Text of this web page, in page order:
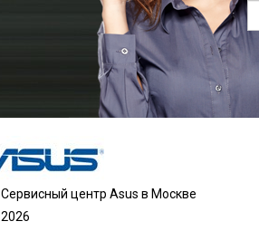
Сервисный центр Asus в Москве
2026